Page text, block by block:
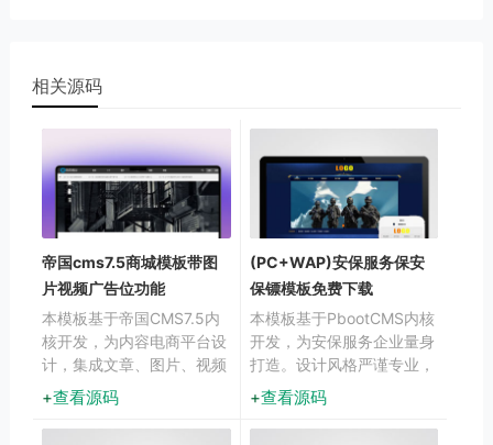
相关源码
帝国cms7.5商城模板带图
片视频广告位功能
本模板基于帝国CMS7.5内
核开发，为内容电商平台设
计，集成文章、图片、视频
多媒体展示与广告位管理功
能。采用智能响应式技术，
确保商品内容在不同设备上
查看源码
(PC+WAP)安保服务保安
保镖模板免费下载
本模板基于PbootCMS内核
开发，为安保服务企业量身
打造。设计风格严谨专业，
突出安保行业的安全、可靠
特性，展示企业服务项目与
实力。采用响应式设计，
查看源码